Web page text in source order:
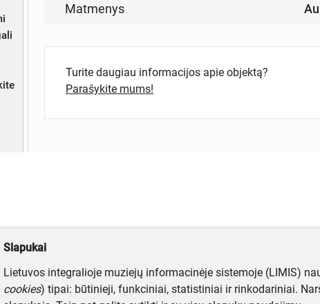
Matmenys
Turite daugiau informacijos apie objektą?
Parašykite mums!
Slapukai
Lietuvos integralioje muziejų informacinėje sistemoje (LIMIS)
cookies) tipai: būtinieji, funkciniai, statistiniai ir rinkodariniai.